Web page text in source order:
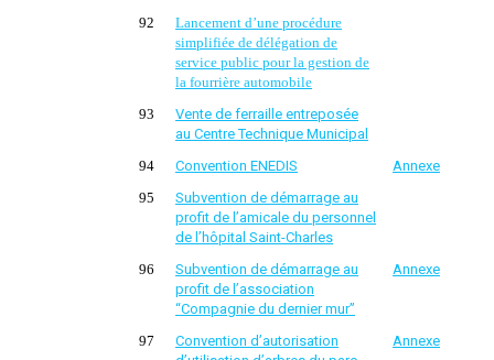
92
Lancement d’une procédure
simplifiée de délégation de
service public pour la gestion de
la fourrière automobile
93
Vente de ferraille entreposée
au Centre Technique Municipal
94
Convention ENEDIS
Annexe
95
Subvention de démarrage au
profit de l’amicale du personnel
de l’hôpital Saint-Charles
96
Subvention de démarrage au
profit de l’association
“Compagnie du dernier mur”
Annexe
97
Convention d’autorisation
Annexe